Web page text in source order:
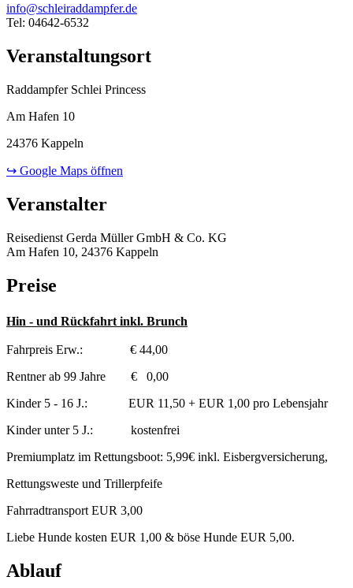
info@schleiraddampfer.de
Tel: 04642-6532
Veranstaltungsort
Raddampfer Schlei Princess
Am Hafen 10
24376 Kappeln
↪ Google Maps öffnen
Veranstalter
Reisedienst Gerda Müller GmbH & Co. KG
Am Hafen 10, 24376 Kappeln
Preise
Hin - und Rückfahrt inkl. Brunch
Fahrpreis Erw.: € 44,00
Rentner ab 99 Jahre € 0,00
Kinder 5 - 16 J.: EUR 11,50 + EUR 1,00 pro Lebensjahr
Kinder unter 5 J.: kostenfrei
Premiumplatz im Rettungsboot: 5,99€ inkl. Eisbergversicherung,
Rettungsweste und Trillerpfeife
Fahrradtransport EUR 3,00
Liebe Hunde kosten EUR 1,00 & böse Hunde EUR 5,00.
Ablauf